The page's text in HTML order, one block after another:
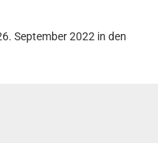
September 2022 in den